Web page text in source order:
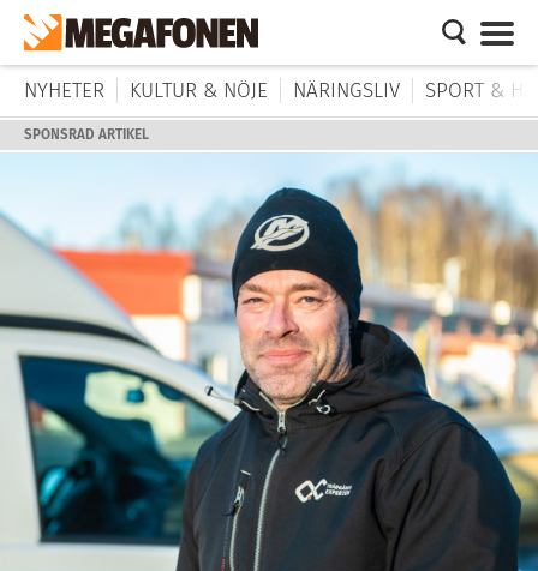
NYHETER KULTUR & NÖJE NÄRINGSLIV SPORT &
SPONSRAD ARTIKEL